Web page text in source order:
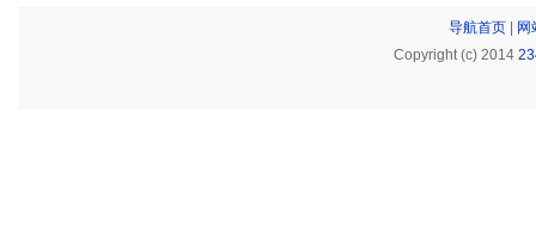
导航首页|
网
Copyright (c) 2014